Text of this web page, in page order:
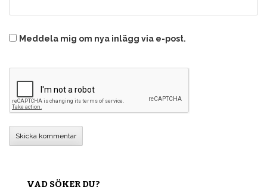
Meddela mig om nya inlägg via e-post.
VAD SÖKER DU?